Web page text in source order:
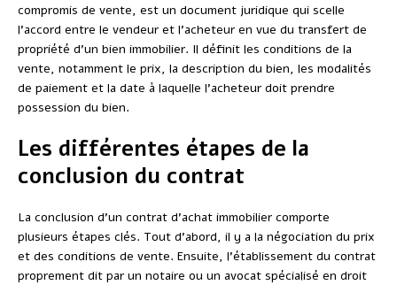
compromis de vente, est un document juridique qui scelle
l’accord entre le vendeur et l’acheteur en vue du transfert de
propriété d’un bien immobilier. Il définit les conditions de la
vente, notamment le prix, la description du bien, les modalités
de paiement et la date à laquelle l’acheteur doit prendre
possession du bien.
Les différentes étapes de la
conclusion du contrat
La conclusion d’un contrat d’achat immobilier comporte
plusieurs étapes clés. Tout d’abord, il y a la négociation du prix
et des conditions de vente. Ensuite, l’établissement du contrat
proprement dit par un notaire ou un avocat spécialisé en droit